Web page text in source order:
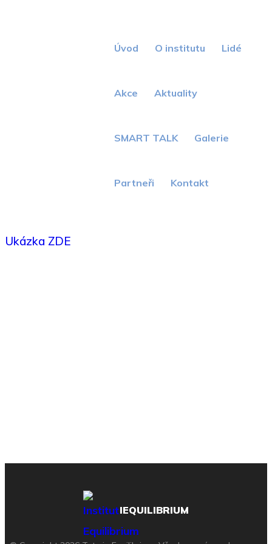
Úvod O institutu Lidé
Akce Aktuality
SMART TALK Galerie
Partneři Kontakt
Ukázka ZDE
IEQUILIBRIUM